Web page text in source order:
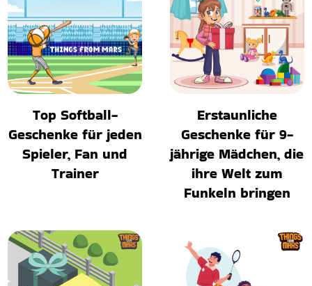
Top Softball-
Geschenke für jeden
Spieler, Fan und
Trainer
Erstaunliche
Geschenke für 9-
jährige Mädchen, die
ihre Welt zum
Funkeln bringen